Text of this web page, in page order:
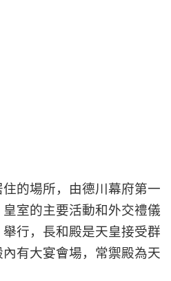
的場所，由德川幕府第一
室的主要活動和外交禮儀
行，長和殿是天皇接受群
有大宴會場，常禦殿為天